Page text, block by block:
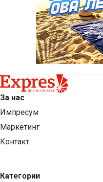
За нас
Импресум
Маркетинг
Контакт
Категории